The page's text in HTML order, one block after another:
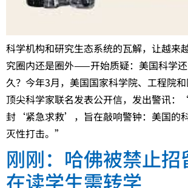
科学机构和研究生态系统的瓦解，让越
究圈内还是圈外——开始质疑：美国科学
久？今年3月，美国国家科学院、工程院
顶尖科学家联名发表公开信，发出警讯：
封‘紧急求救’，旨在敲响警钟：美国的
灭性打击。”
刚刚：哈佛被禁止招
在读学生需转学